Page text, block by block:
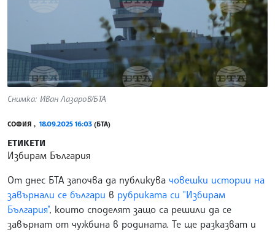
Снимка: Иван Лазаров/БТА
СОФИЯ , 18.09.2025 16:03 (БТА)
ЕТИКЕТИ
Избирам България
От днес БТА започва да публикува човешки истории на
завърнали се българи в рубриката си "Избирам
България", които споделят защо са решили да се
завърнат от чужбина в родината. Те ще разказват и